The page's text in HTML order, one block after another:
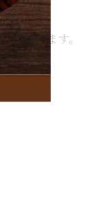
ています。